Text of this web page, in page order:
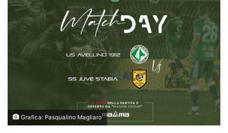
Grafica: Pasqualino Magliaro